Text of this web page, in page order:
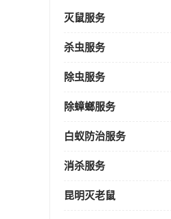
灭鼠服务
杀虫服务
除虫服务
除蟑螂服务
白蚁防治服务
消杀服务
昆明灭老鼠